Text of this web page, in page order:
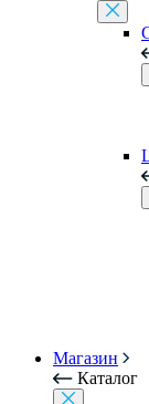
Магазин
Каталог